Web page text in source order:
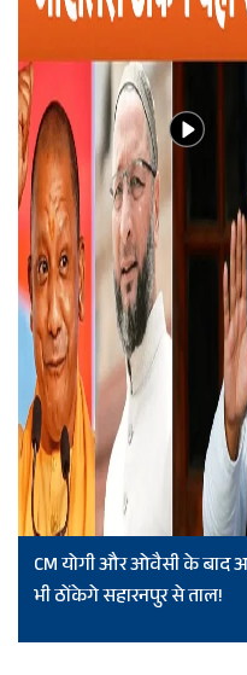
CM योगी और ओवैसी के
भी ठोंकेगे सहारनपुर से ताल!